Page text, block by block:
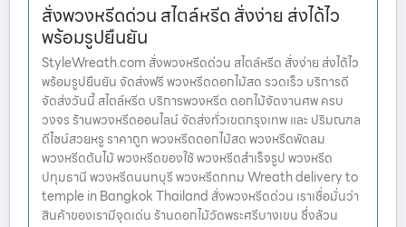
สั่งพวงหรีดด่วน สไตล์หรีด สั่งง่าย ส่งได้ไว
พร้อมรูปยืนยัน
StyleWreath.com สั่งพวงหรีดด่วน สไตล์หรีด สั่งง่าย ส่งได้ไว
พร้อมรูปยืนยัน จัดส่งฟรี พวงหรีดดอกไม้สด รวดเร็ว บริการดี
จัดส่งวันนี้ สไตล์หรีด บริการพวงหรีด ดอกไม้จัดงานศพ ครบ
วงจร ร้านพวงหรีดออนไลน์ จัดส่งทั่วเขตกรุงเทพ และ ปริมณฑล
ดีไซน์สวยหรู ราคาถูก พวงหรีดดอกไม้สด พวงหรีดพัดลม
พวงหรีดต้นไม้ พวงหรีดของใช้ พวงหรีดสำเร็จรูป พวงหรีด
ปทุมธานี พวงหรีดนนทบุรี พวงหรีดกทม Wreath delivery to
temple in Bangkok Thailand สั่งพวงหรีดด่วน เราเชื่อมั่นว่า
สินค้าของเรามีจุดเด่น ร้านดอกไม้วัดพระศรีบางเขน ซึ่งล้วน